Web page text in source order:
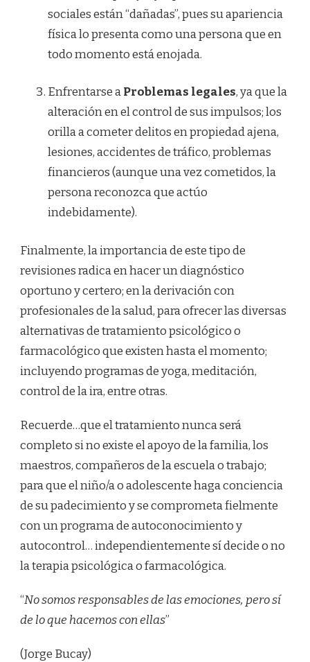
sociales están “dañadas”, pues su apariencia
física lo presenta como una persona que en
todo momento está enojada.
Enfrentarse aProblemas legales, ya que la
alteración en el control de sus impulsos; los
orilla a cometer delitos en propiedad ajena,
lesiones, accidentes de tráfico, problemas
financieros (aunque una vez cometidos, la
persona reconozca que actúo
indebidamente).
Finalmente, la importancia de este tipo de
revisiones radica en hacer un diagnóstico
oportuno y certero; en la derivación con
profesionales de la salud, para ofrecer las diversas
alternativas de tratamiento psicológico o
farmacológico que existen hasta el momento;
incluyendo programas de yoga, meditación,
control de la ira, entre otras.
Recuerde…que el tratamiento nunca será
completo si no existe el apoyo de la familia, los
maestros, compañeros de la escuela o trabajo;
para que el niño/a o adolescente haga conciencia
de su padecimiento y se comprometa fielmente
con un programa de autoconocimiento y
autocontrol… independientemente sí decide o no
la terapia psicológica o farmacológica.
“No somos responsables de las emociones, pero sí
de lo que hacemos con ellas”
(Jorge Bucay)